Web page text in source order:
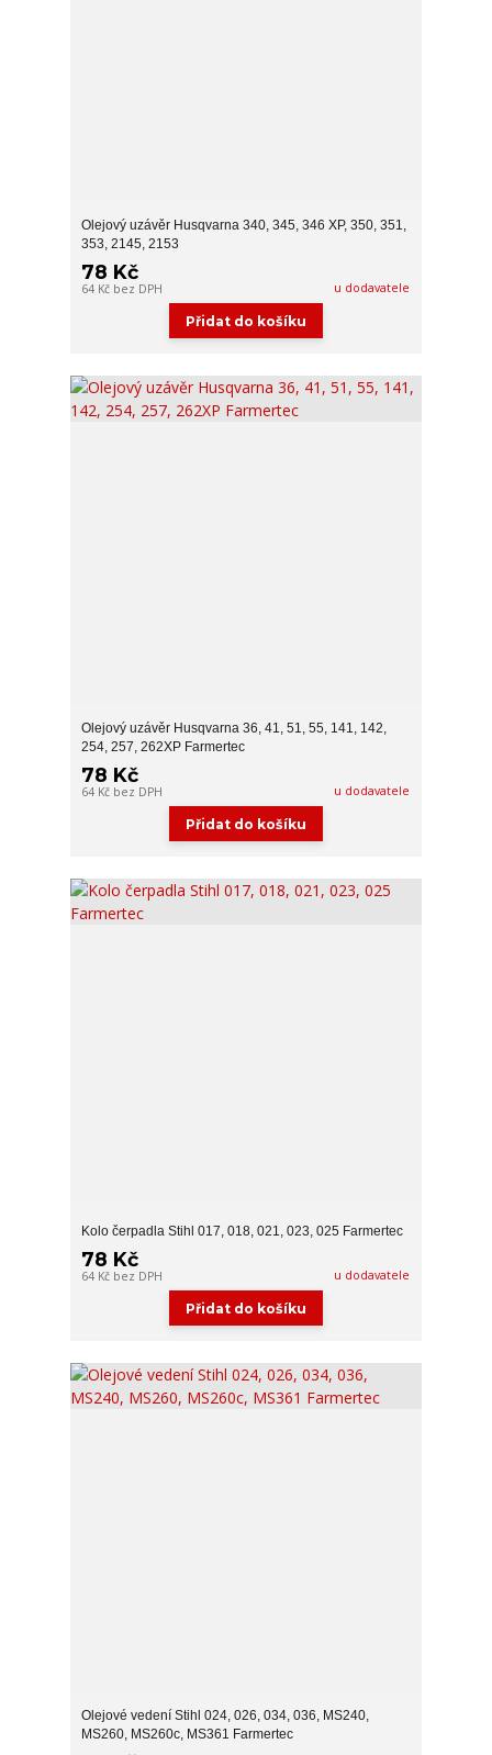
Olejový uzávěr Husqvarna 340, 345, 346 XP, 350, 351,
353, 2145, 2153
78 Kč
64 Kč bez DPH u dodavatele
Přidat do košíku
Olejový uzávěr Husqvarna 36, 41, 51, 55, 141, 142,
254, 257, 262XP Farmertec
78 Kč
64 Kč bez DPH u dodavatele
Přidat do košíku
Kolo čerpadla Stihl 017, 018, 021, 023, 025 Farmertec
78 Kč
64 Kč bez DPH u dodavatele
Přidat do košíku
Olejové vedení Stihl 024, 026, 034, 036, MS240,
MS260, MS260c, MS361 Farmertec